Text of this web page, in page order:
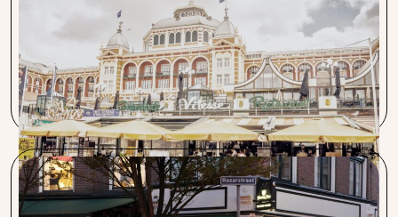
Restaurant Pastis, Vitesse & Pavlov
De samenwerking is erg goed. Juist ook als je haast hebt
zoals bij een bedrijfsovername. Alles werd binnen 1 week
geregeld.
Wicked Wines & Bayonne